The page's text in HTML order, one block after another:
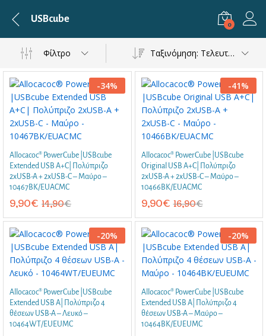
USBcube 0
Φίλτρο Ταξινόμηση: Τελευταία
-34%
Allocacoc® PowerCube |USBcube
Extended USB A+C| Πολύπριζο
2xUSB-A + 2xUSB-C – Μαύρο –
10467BK/EUACMC
9,90€ 14,90€
-41%
Allocacoc® PowerCube |USBcube
Original USB A+C| Πολύπριζο
2xUSB-A + 2xUSB-C – Μαύρο –
10466BK/EUACMC
9,90€ 16,90€
-20%
Allocacoc® PowerCube |USBcube
Extended USB A| Πολύπριζο 4
θέσεων USB-A – Λευκό –
10464WT/EUEUMC
-20%
Allocacoc® PowerCube |USBcube
Extended USB A| Πολύπριζο 4
θέσεων USB-A – Μαύρο –
10464BK/EUEUMC